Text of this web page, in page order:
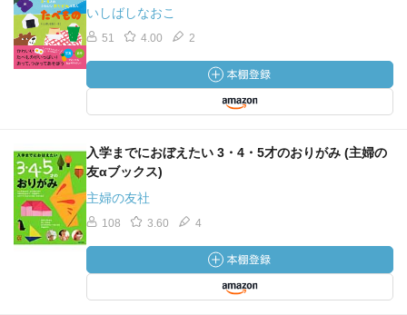
いしばしなおこ
51 4.00 2
入学までにおぼえたい 3・4・5才のおりがみ (主婦の
友αブックス)
主婦の友社
108 3.60 4